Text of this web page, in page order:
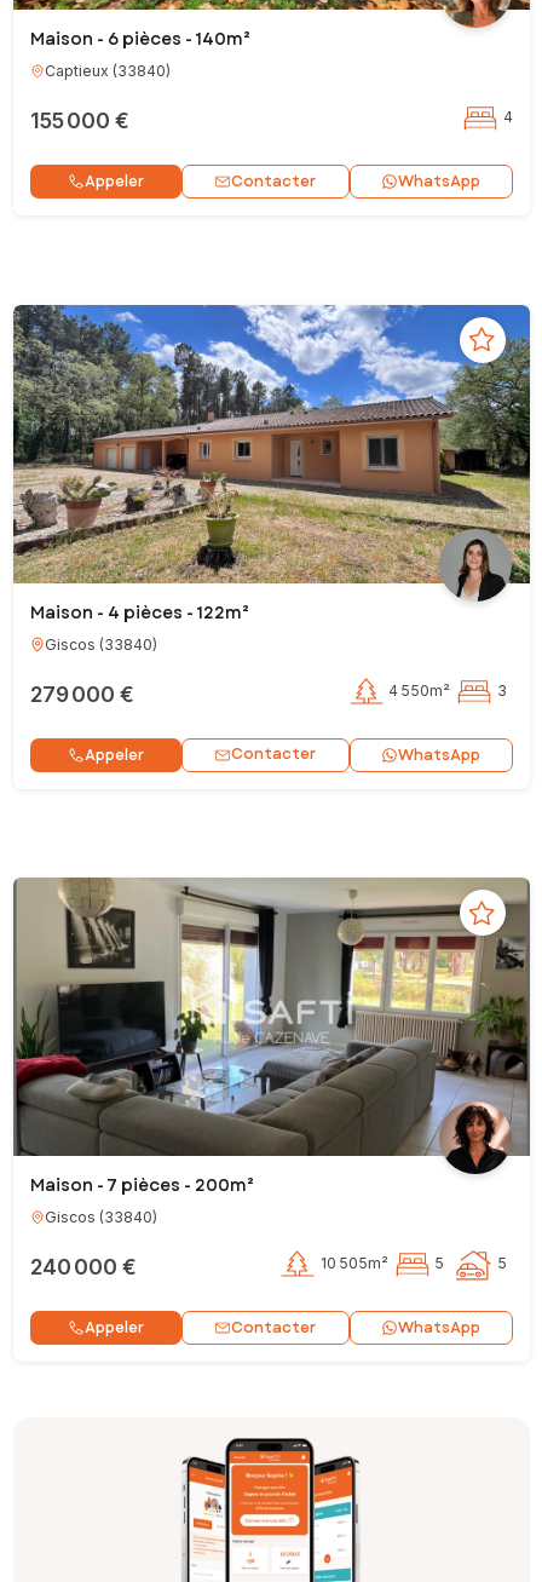
Maison - 6 pièces - 140m²
Captieux (33840)
155 000 € 4
Appeler Contacter WhatsApp
Maison - 4 pièces - 122m²
Giscos (33840)
279 000 € 4 550m² 3
Appeler Contacter WhatsApp
Maison - 7 pièces - 200m²
Giscos (33840)
240 000 € 10 505m² 5 5
Appeler Contacter WhatsApp